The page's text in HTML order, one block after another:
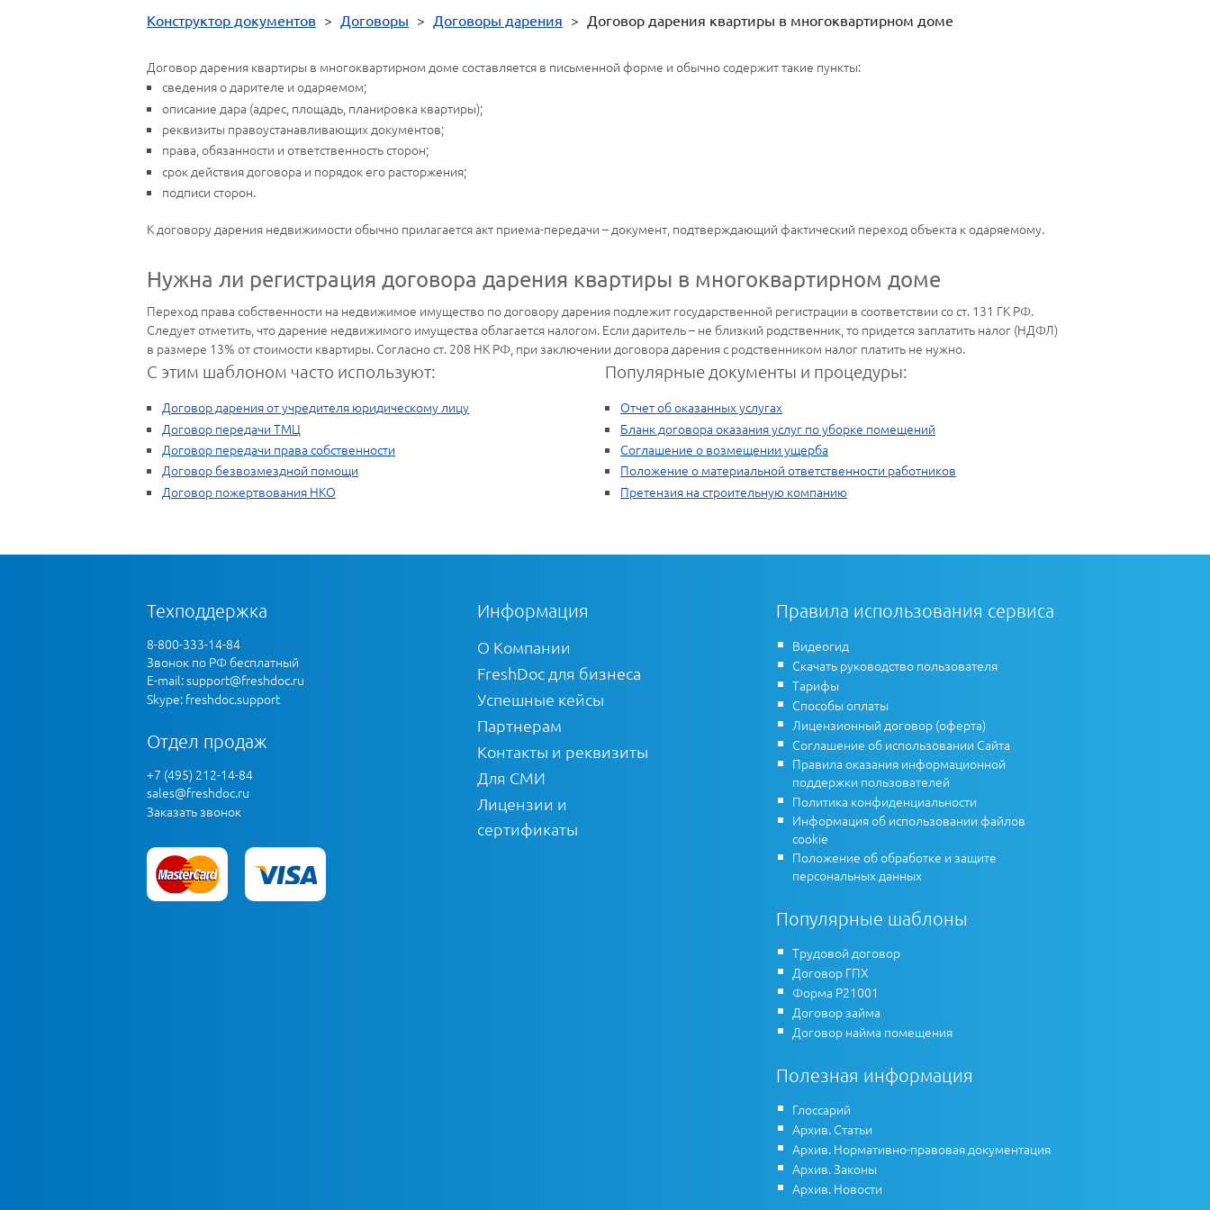
Конструктор документов > Договоры > Договоры дарения > Договор дарения квартиры в многоквартирном доме
Договор дарения квартиры в многоквартирном доме составляется в письменной форме и обычно содержит такие пункты:
сведения о дарителе и одаряемом;
описание дара (адрес, площадь, планировка квартиры);
реквизиты правоустанавливающих документов;
права, обязанности и ответственность сторон;
срок действия договора и порядок его расторжения;
подписи сторон.
К договору дарения недвижимости обычно прилагается акт приема-передачи – документ, подтверждающий фактический переход объекта к одаряемому.
Нужна ли регистрация договора дарения квартиры в многоквартирном доме
Переход права собственности на недвижимое имущество по договору дарения подлежит государственной регистрации в соответствии со ст. 131 ГК РФ.
Следует отметить, что дарение недвижимого имущества облагается налогом. Если даритель – не близкий родственник, то придется заплатить налог (НДФЛ)
в размере 13% от стоимости квартиры. Согласно ст. 208 НК РФ, при заключении договора дарения с родственником налог платить не нужно.
С этим шаблоном часто используют:
Договор дарения от учредителя юридическому лицу
Договор передачи ТМЦ
Договор передачи права собственности
Договор безвозмездной помощи
Договор пожертвования НКО
Популярные документы и процедуры:
Отчет об оказанных услугах
Бланк договора оказания услуг по уборке помещений
Соглашение о возмещении ущерба
Положение о материальной ответственности работников
Претензия на строительную компанию
Техподдержка
8-800-333-14-84
Звонок по РФ бесплатный
E-mail:support@freshdoc.ru
Skype: freshdoc.support
Отдел продаж
+7 (495) 212-14-84
sales@freshdoc.ru
Заказать звонок
Информация
О Компании
FreshDoc для бизнеса
Успешные кейсы
Партнерам
Контакты и реквизиты
Для СМИ
Лицензии и
сертификаты
Правила использования сервиса
Видеогид
Скачать руководство пользователя
Тарифы
Способы оплаты
Лицензионный договор (оферта)
Соглашение об использовании Сайта
Правила оказания информационной
поддержки пользователей
Политика конфиденциальности
Информация об использовании файлов
cookie
Положение об обработке и защите
персональных данных
Популярные шаблоны
Трудовой договор
Договор ГПХ
Форма Р21001
Договор займа
Договор найма помещения
Полезная информация
Глоссарий
Архив. Статьи
Архив. Нормативно-правовая документация
Архив. Законы
Архив. Новости